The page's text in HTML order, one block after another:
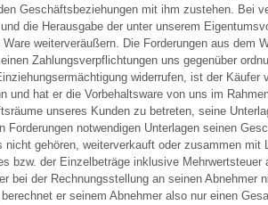
Geschäftsbeziehungen mit ihm zustehen. Bei
die Herausgabe der unter unserem
weiterveräußern. Die Forderungen aus dem
Zahlungsverpflichtungen uns gegenüber
widerrufen, ist der
und hat er die Vorbehaltsware von uns im
unseres Kunden zu betreten, seine
Forderungen notwendigen Unterlagen seinen
nicht gehören, weiterverkauft oder zusammen
bzw. der Einzelbeträge inklusive
bei der Rechnungsstellung an seinen
er seinem Abnehmer also nur einen